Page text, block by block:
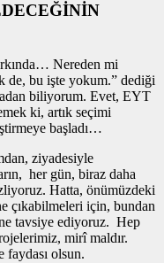
Nereden mi
de, bu işte yokum.” dediği
biliyorum. Evet, EYT
ki, artık seçimi
başladı…
ziyadesiyle
her gün, biraz daha
Hatta, önümüzdeki
çıkabilmeleri için, bundan
tavsiye ediyoruz. Hep
mirî maldır.
faydası olsun.